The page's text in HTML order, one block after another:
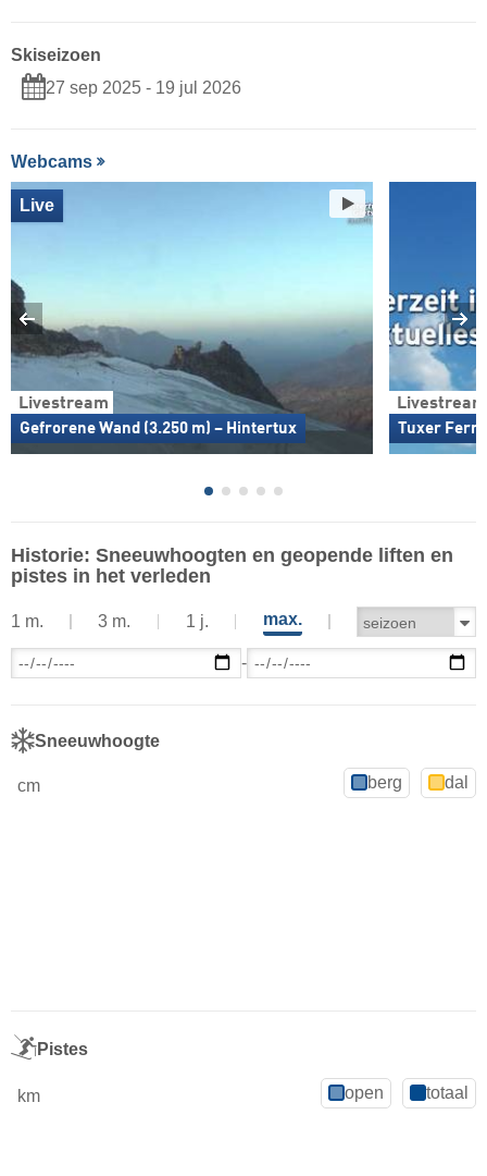
Skiseizoen
27 sep 2025 - 19 jul 2026
Webcams
Livestream
Gefrorene Wand (3.250 m) – Hintertux
Live
Livestream
Tuxer
Historie: Sneeuwhoogten en geopende liften en
pistes in het verleden
1 m. 3 m. 1 j. max.
-
Sneeuwhoogte
cm berg dal
Pistes
km open totaal